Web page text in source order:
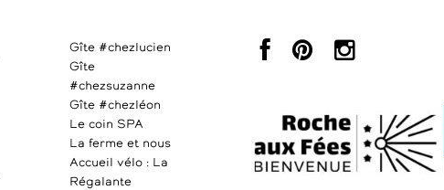
Gîte #chezlucien
Gîte
#chezsuzanne
Gîte #chezléon
Le coin SPA
La ferme et nous
Accueil vélo : La
Régalante